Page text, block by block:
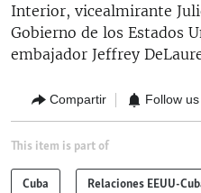
Interior, vicealmirante
Gobierno de los Estados
embajador Jeffrey
Compartir Follow us
This item is part of
Cuba Relaciones EEUU-